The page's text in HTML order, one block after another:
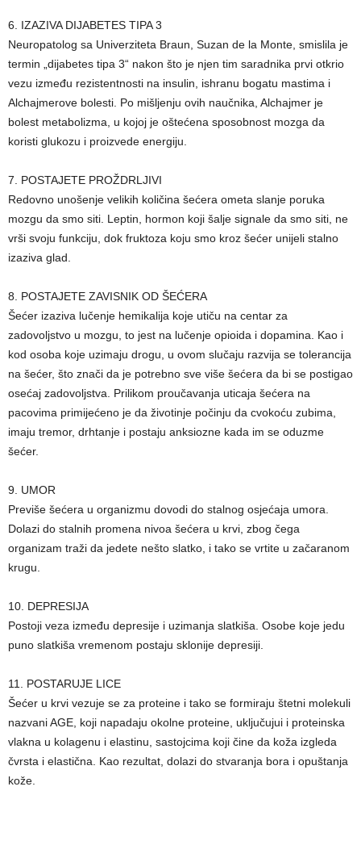
6. IZAZIVA DIJABETES TIPA 3
Neuropatolog sa Univerziteta Braun, Suzan de la Monte, smislila je
termin „dijabetes tipa 3“ nakon što je njen tim saradnika prvi otkrio
vezu između rezistentnosti na insulin, ishranu bogatu mastima i
Alchajmerove bolesti. Po mišljenju ovih naučnika, Alchajmer je
bolest metabolizma, u kojoj je oštećena sposobnost mozga da
koristi glukozu i proizvede energiju.
7. POSTAJETE PROŽDRLJIVI
Redovno unošenje velikih količina šećera ometa slanje poruka
mozgu da smo siti. Leptin, hormon koji šalje signale da smo siti, ne
vrši svoju funkciju, dok fruktoza koju smo kroz šećer unijeli stalno
izaziva glad.
8. POSTAJETE ZAVISNIK OD ŠEĆERA
Šećer izaziva lučenje hemikalija koje utiču na centar za
zadovoljstvo u mozgu, to jest na lučenje opioida i dopamina. Kao i
kod osoba koje uzimaju drogu, u ovom slučaju razvija se tolerancija
na šećer, što znači da je potrebno sve više šećera da bi se postigao
osećaj zadovoljstva. Prilikom proučavanja uticaja šećera na
pacovima primijećeno je da životinje počinju da cvokoću zubima,
imaju tremor, drhtanje i postaju anksiozne kada im se oduzme
šećer.
9. UMOR
Previše šećera u organizmu dovodi do stalnog osjećaja umora.
Dolazi do stalnih promena nivoa šećera u krvi, zbog čega
organizam traži da jedete nešto slatko, i tako se vrtite u začaranom
krugu.
10. DEPRESIJA
Postoji veza između depresije i uzimanja slatkiša. Osobe koje jedu
puno slatkiša vremenom postaju sklonije depresiji.
11. POSTARUJE LICE
Šećer u krvi vezuje se za proteine i tako se formiraju štetni molekuli
nazvani AGE, koji napadaju okolne proteine, uključujui i proteinska
vlakna u kolagenu i elastinu, sastojcima koji čine da koža izgleda
čvrsta i elastična. Kao rezultat, dolazi do stvaranja bora i opuštanja
kože.